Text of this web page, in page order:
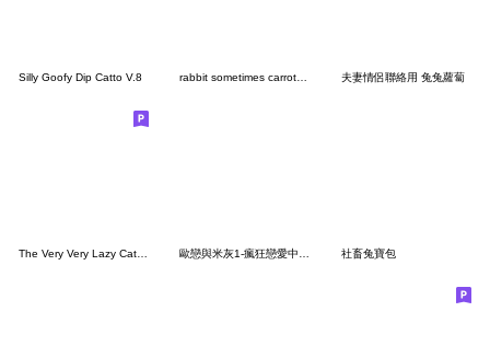
Silly Goofy Dip Catto V.8 夫妻情侶聯絡用 兔兔蘿蔔
社畜兔寶包